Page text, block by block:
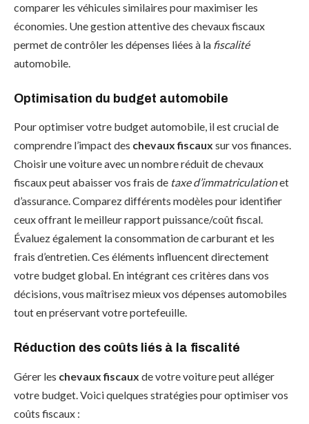
comparer les véhicules similaires pour maximiser les
économies. Une gestion attentive des chevaux fiscaux
permet de contrôler les dépenses liées à la fiscalité
automobile.
Optimisation du budget automobile
Pour optimiser votre budget automobile, il est crucial de
comprendre l’impact des chevaux fiscaux sur vos finances.
Choisir une voiture avec un nombre réduit de chevaux
fiscaux peut abaisser vos frais de taxe d’immatriculationet
d’assurance. Comparez différents modèles pour identifier
ceux offrant le meilleur rapport puissance/coût fiscal.
Évaluez également la consommation de carburant et les
frais d’entretien. Ces éléments influencent directement
votre budget global. En intégrant ces critères dans vos
décisions, vous maîtrisez mieux vos dépenses automobiles
tout en préservant votre portefeuille.
Réduction des coûts liés à la fiscalité
Gérer les chevaux fiscaux de votre voiture peut alléger
votre budget. Voici quelques stratégies pour optimiser vos
coûts fiscaux :